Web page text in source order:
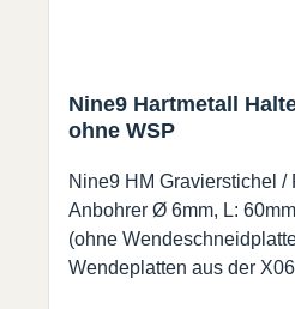
Nine9 Hartmetall
ohne WSP
Nine9 HM Gravierstichel /
Anbohrer Ø 6mm, L:
(ohne
Wendeplatten aus der